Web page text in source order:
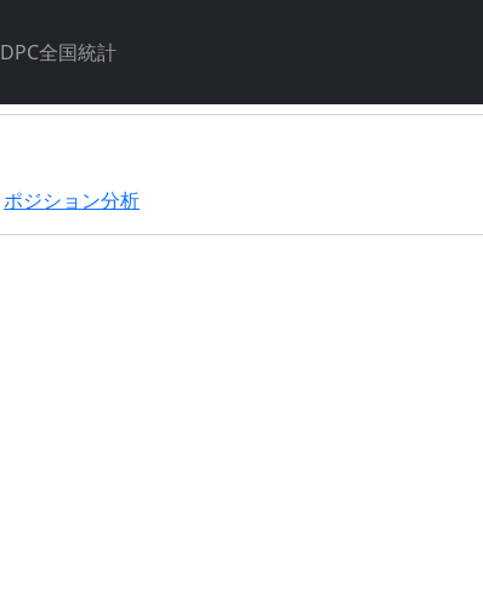
DPC全国統計
ポジション分析